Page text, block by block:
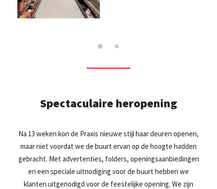
Spectaculaire heropening
Na 13 weken kon de Praxis nieuwe stijl haar deuren openen,
maar niet voordat we de buurt ervan op de hoogte hadden
gebracht. Met advertenties, folders, openingsaanbiedingen
en een speciale uitnodiging voor de buurt hebben we
klanten uitgenodigd voor de feestelijke opening. We zijn